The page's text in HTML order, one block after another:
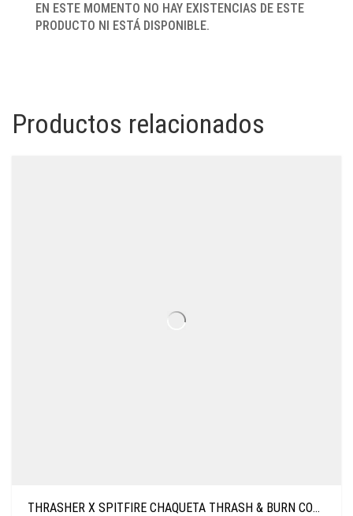
EN ESTE MOMENTO NO HAY EXISTENCIAS DE ESTE
PRODUCTO NI ESTÁ DISPONIBLE.
Productos relacionados
THRASHER X SPITFIRE CHAQUETA THRASH & BURN COACH BLACK